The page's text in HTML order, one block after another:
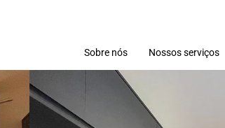
Sobre nós Nossos serviços